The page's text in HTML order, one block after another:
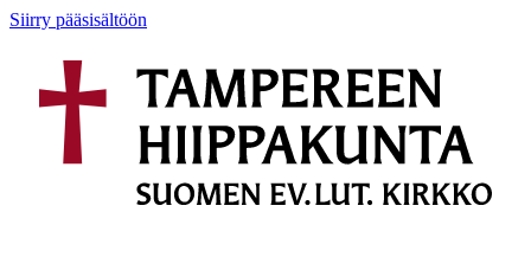
Siirry pääsisältöön